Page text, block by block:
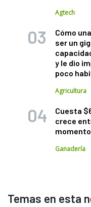
Agtech
Cómo
ser un
y le dio
poco
Agricultura
Cuesta
crece
Ganadería
Temas en esta